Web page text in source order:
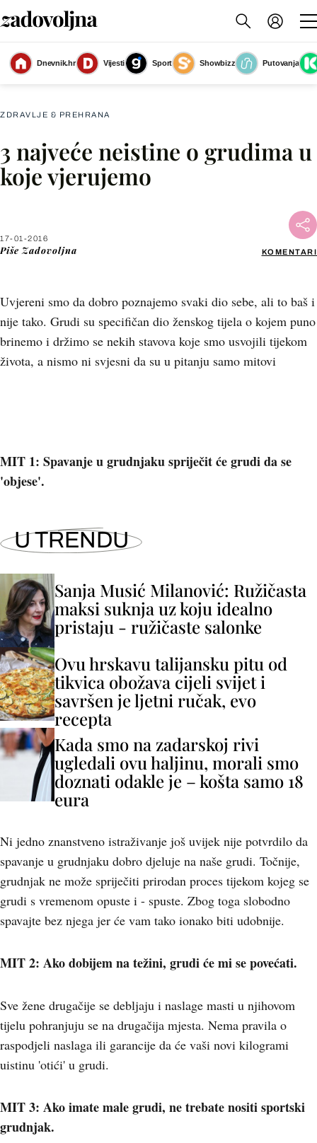
Dnevnik.hr Vijesti Sport Showbizz
Putovanja
Slika nije dostupna
ZDRAVLJE & PREHRANA
3 najveće neistine o grudima u
koje vjerujemo
17-01-2016
Piše Zadovoljna KOMENTARI
Uvjereni smo da dobro poznajemo svaki dio sebe, ali to baš i
nije tako. Grudi su specifičan dio ženskog tijela o kojem puno
brinemo i držimo se nekih stavova koje smo usvojili tijekom
života, a nismo ni svjesni da su u pitanju samo mitovi
Facebook
MIT 1: Spavanje u grudnjaku spriječit će grudi da se
'objese'.
U TRENDU
Sanja Musić Milanović: Ružičasta
maksi suknja uz koju idealno
pristaju - ružičaste salonke
Ovu hrskavu talijansku pitu od
tikvica obožava cijeli svijet i
savršen je ljetni ručak, evo
recepta
Kada smo na zadarskoj rivi
ugledali ovu haljinu, morali smo
doznati odakle je – košta samo 18
eura
Ni jedno znanstveno istraživanje još uvijek nije potvrdilo da
spavanje u grudnjaku dobro djeluje na naše grudi. Točnije,
grudnjak ne može spriječiti prirodan proces tijekom kojeg se
grudi s vremenom opuste i - spuste. Zbog toga slobodno
spavajte bez njega jer će vam tako ionako biti udobnije.
MIT 2: Ako dobijem na težini, grudi će mi se povećati.
Sve žene drugačije se debljaju i naslage masti u njihovom
tijelu pohranjuju se na drugačija mjesta. Nema pravila o
raspodjeli naslaga ili garancije da će vaši novi kilogrami
uistinu 'otići' u grudi.
MIT 3: Ako imate male grudi, ne trebate nositi sportski
grudnjak.